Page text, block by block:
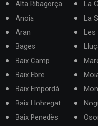
Alta Ribagorça
Anoia
Aran
Bages
Baix Camp
Baix Ebre
Baix Empordà
Baix Llobregat
Baix Penedès
La
La
Les